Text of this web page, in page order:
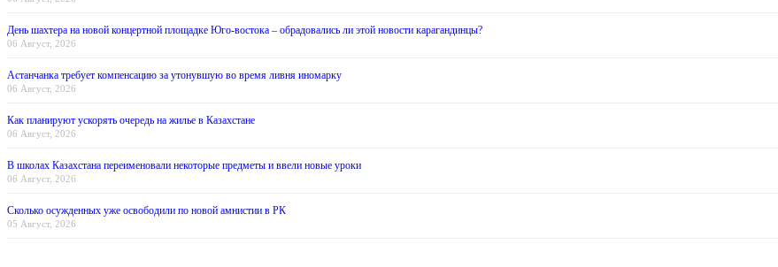
День шахтера на новой концертной площадке Юго-востока – обрадовались ли этой новости карагандинцы?
06 Август, 2026
Астанчанка требует компенсацию за утонувшую во время ливня иномарку
06 Август, 2026
Как планируют ускорять очередь на жилье в Казахстане
06 Август, 2026
В школах Казахстана переименовали некоторые предметы и ввели новые уроки
06 Август, 2026
Сколько осужденных уже освободили по новой амнистии в РК
05 Август, 2026